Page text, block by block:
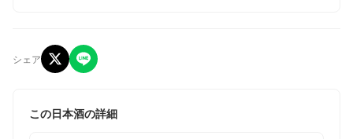
シェア
この日本酒の詳細